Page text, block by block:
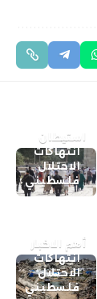
استيطان
انتهاكات
الاحتلال
فلسطيني
أهم الاخبار
انتهاكات
الاحتلال
فلسطيني